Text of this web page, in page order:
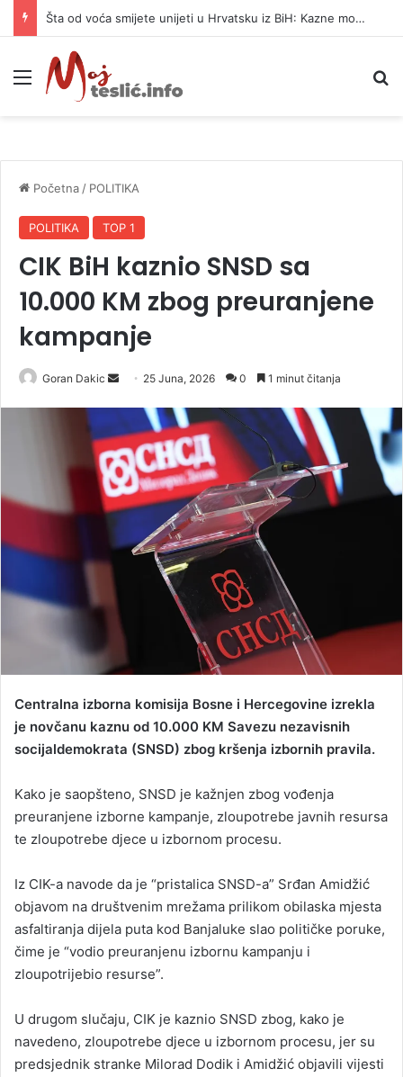
Šta od voća smijete unijeti u Hrvatsku iz BiH: Kazne mogu dostići 13.260 evra
Meni
Početna / POLITIKA
POLITIKA TOP 1
CIK BiH kaznio SNSD sa
10.000 KM zbog preuranjene
kampanje
Goran Dakic
n
d
a
n
e
a
25 Juna, 2026 0 1 minut čitanja
Centralna izborna komisija Bosne i Hercegovine izrekla
je novčanu kaznu od 10.000 KM Savezu nezavisnih
socijaldemokrata (SNSD) zbog kršenja izbornih pravila.
Kako je saopšteno, SNSD je kažnjen zbog vođenja
preuranjene izborne kampanje, zloupotrebe javnih resursa
te zloupotrebe djece u izbornom procesu.
Iz CIK-a navode da je “pristalica SNSD-a” Srđan Amidžić
objavom na društvenim mrežama prilikom obilaska mjesta
asfaltiranja dijela puta kod Banjaluke slao političke poruke,
čime je “vodio preuranjenu izbornu kampanju i
zloupotrijebio resurse”.
U drugom slučaju, CIK je kaznio SNSD zbog, kako je
navedeno, zloupotrebe djece u izbornom procesu, jer su
predsjednik stranke Milorad Dodik i Amidžić objavili vijesti